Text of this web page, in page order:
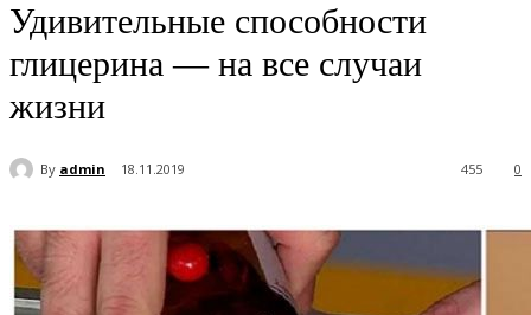
Удивительные способности
глицерина — на все случаи
жизни
By admin 18.11.2019 0
455